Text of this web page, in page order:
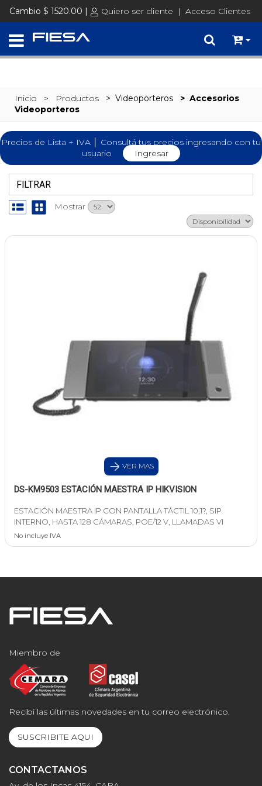
SET @busqueda = replace(@busqueda, 'Ã©','é')
Cambio $ 1520.00 | Quiero ser cliente | Acceso Clientes
Inicio > Productos > Videoporteros > Accesorios
Videoporteros
Precios de Lista + IVA │ Consultá tus precios ingresando con tu
usuario
Ingresar
FILTRAR
Mostrar
VER MAS
DS-KM9503 ESTACIÓN MAESTRA IP HIKVISION
ESTACIÓN MAESTRA IP CON PANTALLA TÁCTIL 10,1?, SIP
INTERNO, HASTA 128 CÁMARAS, POE/12 V, LLAMADAS VI
No incluye IVA
Miembro de
Recibí las últimas novedades en tu correo electrónico.
SUSCRIBITE AQUI
CONTACTANOS